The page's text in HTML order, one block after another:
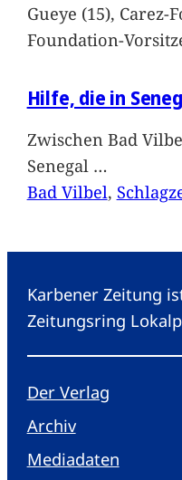
Gueye (15),
Foundation-
Hilfe, die in
Zwischen Bad
Senegal …
Bad Vilbel,
Karbener Zeitung
Zeitungsring
Der Verlag
Archiv
Mediadaten